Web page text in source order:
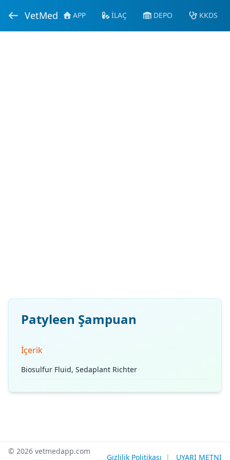
VetMed APP İLAÇ DEPO KKDS
Patyleen Şampuan
İçerik
Biosulfur Fluid, Sedaplant Richter
© 2026 vetmedapp.com
Gizlilik Politikası | UYARI METNİ